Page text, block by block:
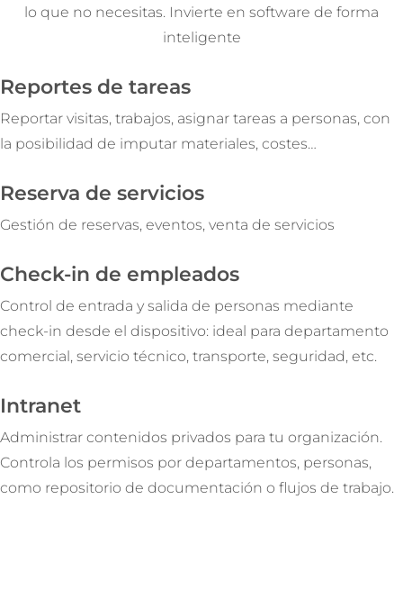
lo que no necesitas. Invierte en software de forma
inteligente
Reportes de tareas
Reportar visitas, trabajos, asignar tareas a personas, con
la posibilidad de imputar materiales, costes…
Reserva de servicios
Gestión de reservas, eventos, venta de servicios
Check-in de empleados
Control de entrada y salida de personas mediante
check-in desde el dispositivo: ideal para departamento
comercial, servicio técnico, transporte, seguridad, etc.
Intranet
Administrar contenidos privados para tu organización.
Controla los permisos por departamentos, personas,
como repositorio de documentación o flujos de trabajo.